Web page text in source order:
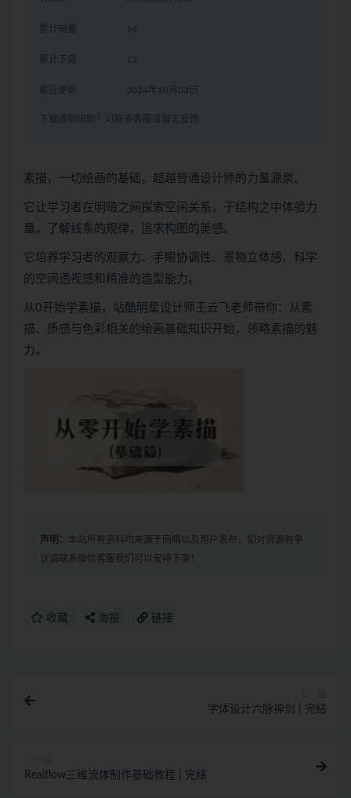
累计销量 14
累计下载 13
最近更新 2024年10月02日
下载遇到问题？可联系客服或留言反馈
素描，一切绘画的基础，超越普通设计师的力量源泉。
它让学习者在明暗之间探索空间关系，于结构之中体验力
量，了解线条的规律，追求构图的美感。
它培养学习者的观察力、手眼协调性、景物立体感、科学
的空间透视感和精准的造型能力。
从0开始学素描，站酷明星设计师王云飞老师带你：从素
描、质感与色彩相关的绘画基础知识开始，领略素描的魅
力。
声明： 本站所有资料均来源于网络以及用户发布，如对资源有争
议请联系微信客服我们可以安排下架！
收藏 海报 链接
字体设计六脉神剑 | 完结
Realflow三维流体制作基础教程 | 完结